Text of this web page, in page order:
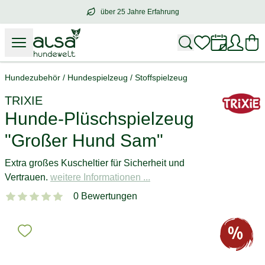
über 25 Jahre Erfahrung
über25 Jahre Erfahrung
Hundezubehör / Hundespielzeug / Stoffspielzeug
TRIXIE
Hunde-Plüschspielzeug
"Großer Hund Sam"
Extra großes Kuscheltier für Sicherheit und
Vertrauen. weitere Informationen ...
0 Bewertungen